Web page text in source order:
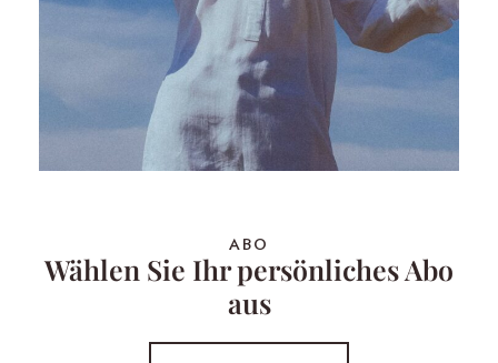
ABO
Wählen Sie Ihr persönliches Abo
aus